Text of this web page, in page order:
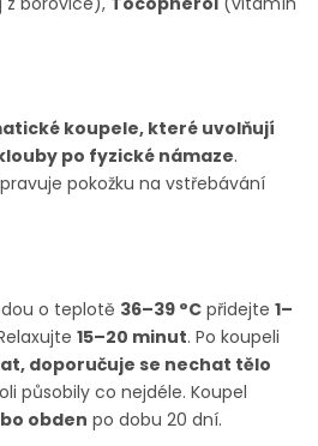
koupele, které uvolňují
po fyzické námaze.
pokožku na vstřebávání
o teplotě 36–39 °C přidejte 1–
15–20 minut. Po koupeli
doporučuje se nechat tělo
působily co nejdéle. Koupel
obden po dobu 20 dní.